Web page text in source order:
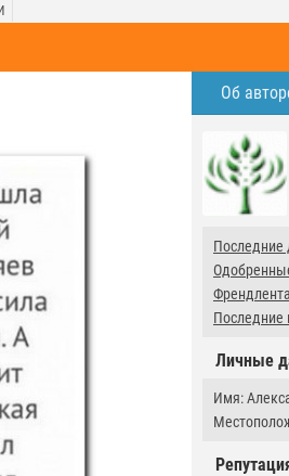
Об
Последние
Последние
Личные
Имя: